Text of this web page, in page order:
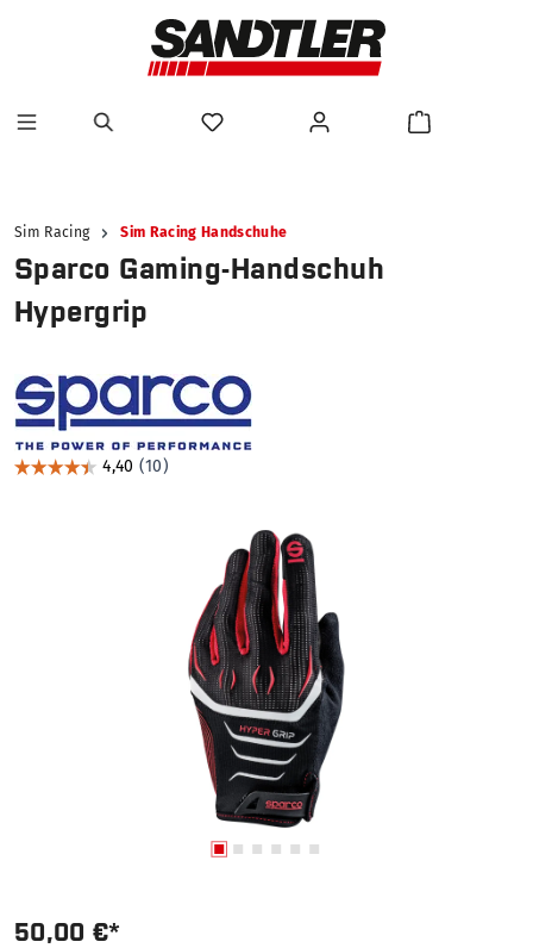
Sim Racing Sim Racing Handschuhe
Sparco Gaming-Handschuh
Hypergrip
50,00 €*